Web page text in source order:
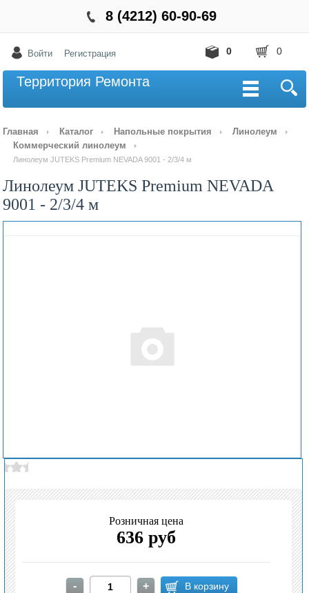
8 (4212) 60-90-69
Войти Регистрация 0
0
Территория Ремонта
Главная Каталог Напольные покрытия
Линолеум
Коммерческий линолеум
Линолеум JUTEKS Premium NEVADA 9001 - 2/3/4 м
Линолеум JUTEKS Premium NEVADA
9001 - 2/3/4 м
Розничная цена
636 руб